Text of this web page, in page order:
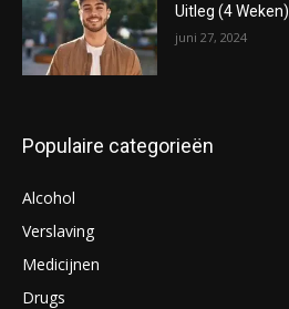
Uitleg (4 Weken)
juni 27, 2024
Populaire categorieën
Alcohol
Verslaving
Medicijnen
Drugs